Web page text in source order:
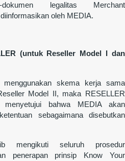
dokumen legalitas Merchant
oleh MEDIA.
(untuk Reseller Model I dan
skema kerja sama
Model II, maka RESELLER
bahwa MEDIA akan
sebagaimana disebutkan
mengikuti seluruh prosedur
penerapan prinsip Know Your